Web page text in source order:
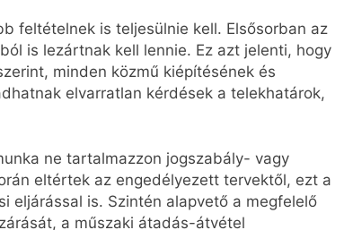
feltételnek is teljesülnie kell. Elsősorban az
is lezártnak kell lennie. Ez azt jelenti, hogy
minden közmű kiépítésének és
elvarratlan kérdések a telekhatárok,
ne tartalmazzon jogszabály- vagy
eltértek az engedélyezett tervektől, ezt a
eljárással is. Szintén alapvető a megfelelő
a műszaki átadás-átvétel